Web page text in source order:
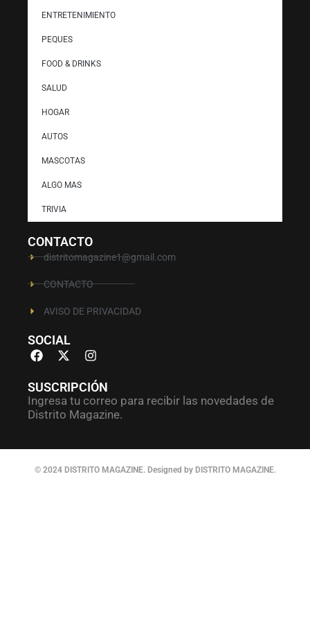
ENTRETENIMIENTO
PEQUES
FOOD & DRINKS
SALUD
HOGAR
AUTOS
MASCOTAS
ALGO MAS
TRIVIA
CONTACTO
distritomagazine1@gmail.com
CONTACTO
AVISO DE PRIVACIDAD
SOCIAL
SUSCRIPCIÓN
Ingresa tu correo para recibir las novedades de
Distrito Magazine.
© 2024 DISTRITO MAGAZINE. Designed by DISTRITO MAGAZINE.